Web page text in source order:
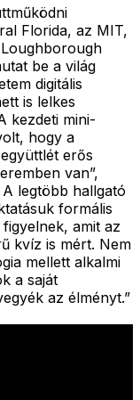
Florida, az MIT,
be a világ
digitális
is lelkes
kezdeti mini-
hogy a
erős
van”,
legtöbb hallgató
formális
amit az
kvíz is mért. Nem
mellett alkalmi
a saját
az élményt.”